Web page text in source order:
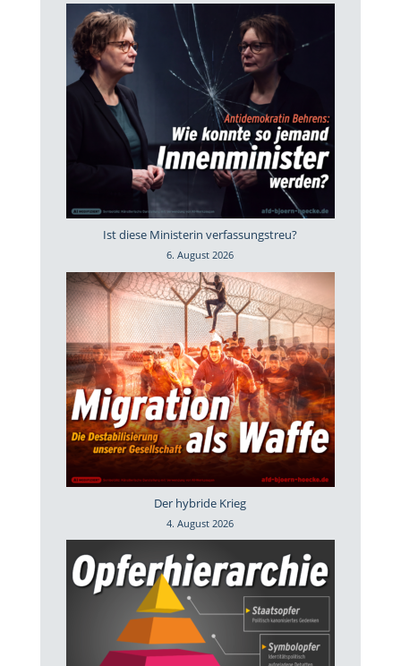
Ist diese Ministerin verfassungstreu?
6. August 2026
Der hybride Krieg
4. August 2026